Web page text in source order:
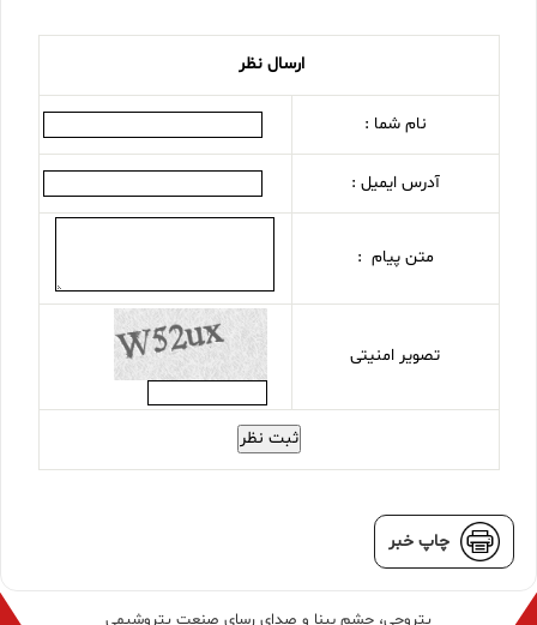
ارسال نظر
نام شما :
آدرس ایمیل :
متن پیام :
تصویر امنیتی
ثبت نظر
چاپ خبر
پتروچی، چشم بینا و صدای رسای صنعت پتروشیمی